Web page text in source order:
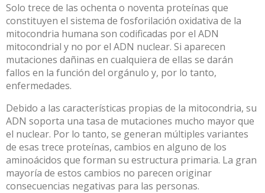
Solo trece de las ochenta o noventa proteínas que
constituyen el sistema de fosforilación oxidativa de la
mitocondria humana son codificadas por el ADN
mitocondrial y no por el ADN nuclear. Si aparecen
mutaciones dañinas en cualquiera de ellas se darán
fallos en la función del orgánulo y, por lo tanto,
enfermedades.
Debido a las características propias de la mitocondria, su
ADN soporta una tasa de mutaciones mucho mayor que
el nuclear. Por lo tanto, se generan múltiples variantes
de esas trece proteínas, cambios en alguno de los
aminoácidos que forman su estructura primaria. La gran
mayoría de estos cambios no parecen originar
consecuencias negativas para las personas.